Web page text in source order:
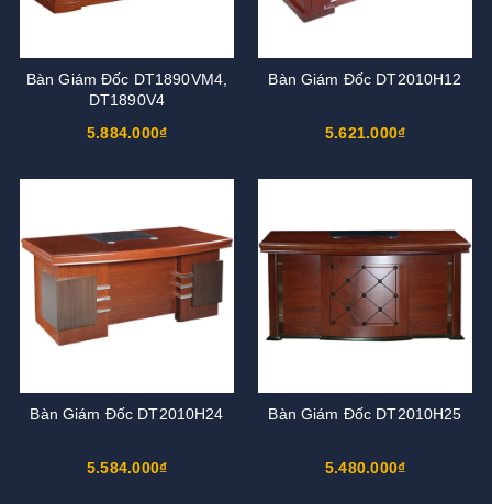
Bàn Giám Đốc DT1890VM4,
DT1890V4
5.884.000₫
Bàn Giám Đốc DT2010H12
5.621.000₫
Bàn Giám Đốc DT2010H24
5.584.000₫
Bàn Giám Đốc DT2010H25
5.480.000₫